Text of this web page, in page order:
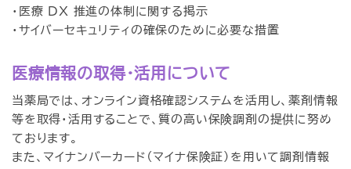
・医療 DX 推進の体制に関する掲示
・サイバーセキュリティの確保のために必要な措置
医療情報の取得・活用について
当薬局では、オンライン資格確認システムを活用し、薬剤情報
等を取得・活用することで、質の高い保険調剤の提供に努め
ております。
また、マイナンバーカード（マイナ保険証）を用いて調剤情報